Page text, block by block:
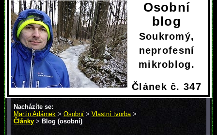
Osobní
blog
Soukromý,
neprofesní
mikroblog.
Článek č. 347
Nacházíte se:
Martin Adámek >Osobní >Vlastní tvorba >
Články >Blog (osobní)